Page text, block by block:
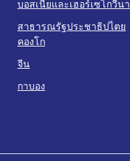
บอสเนียและเฮอร์เซโกวีนา
สาธารณรัฐประชาธิปไตย
คองโก
จีน
กาบอง